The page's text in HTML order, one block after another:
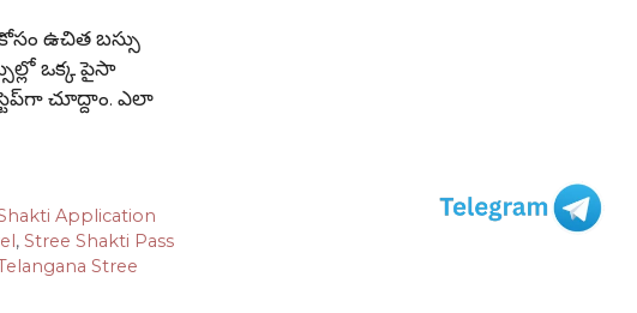
ఉచిత బస్సు
ఒక్క పైసా
చూద్దాం. ఎలా
Application
, Stree Shakti Pass
Stree